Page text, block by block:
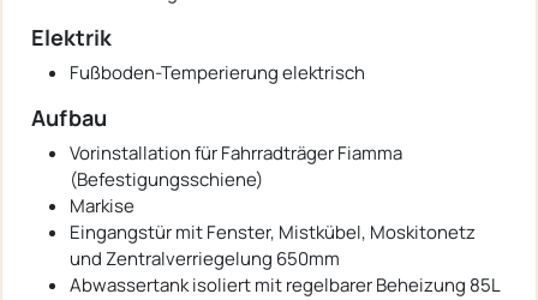
Elektrik
Fußboden-Temperierung elektrisch
Aufbau
Vorinstallation für Fahrradträger Fiamma
(Befestigungsschiene)
Markise
Eingangstür mit Fenster, Mistkübel, Moskitonetz
und Zentralverriegelung 650mm
Abwassertank isoliert mit regelbarer Beheizung 85L